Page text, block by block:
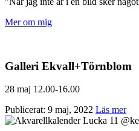
Mer om mig
Galleri Ekvall+Törnblom
28 maj 12.00-16.00
Publicerat: 9 maj, 2022 Läs mer